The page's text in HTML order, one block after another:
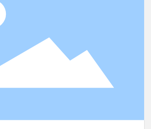
Уплотнительное кольцо